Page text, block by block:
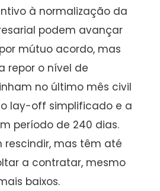
à normalização da
podem avançar
mútuo acordo, mas
repor o nível de
no último mês civil
lay-off simplificado e a
período de 240 dias.
rescindir, mas têm até
a contratar, mesmo
baixos.